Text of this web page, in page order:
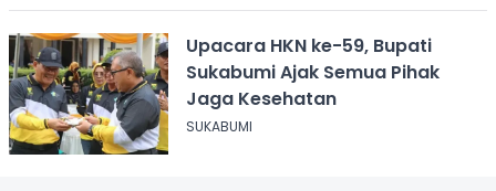
Upacara HKN ke-59, Bupati
Sukabumi Ajak Semua Pihak
Jaga Kesehatan
SUKABUMI